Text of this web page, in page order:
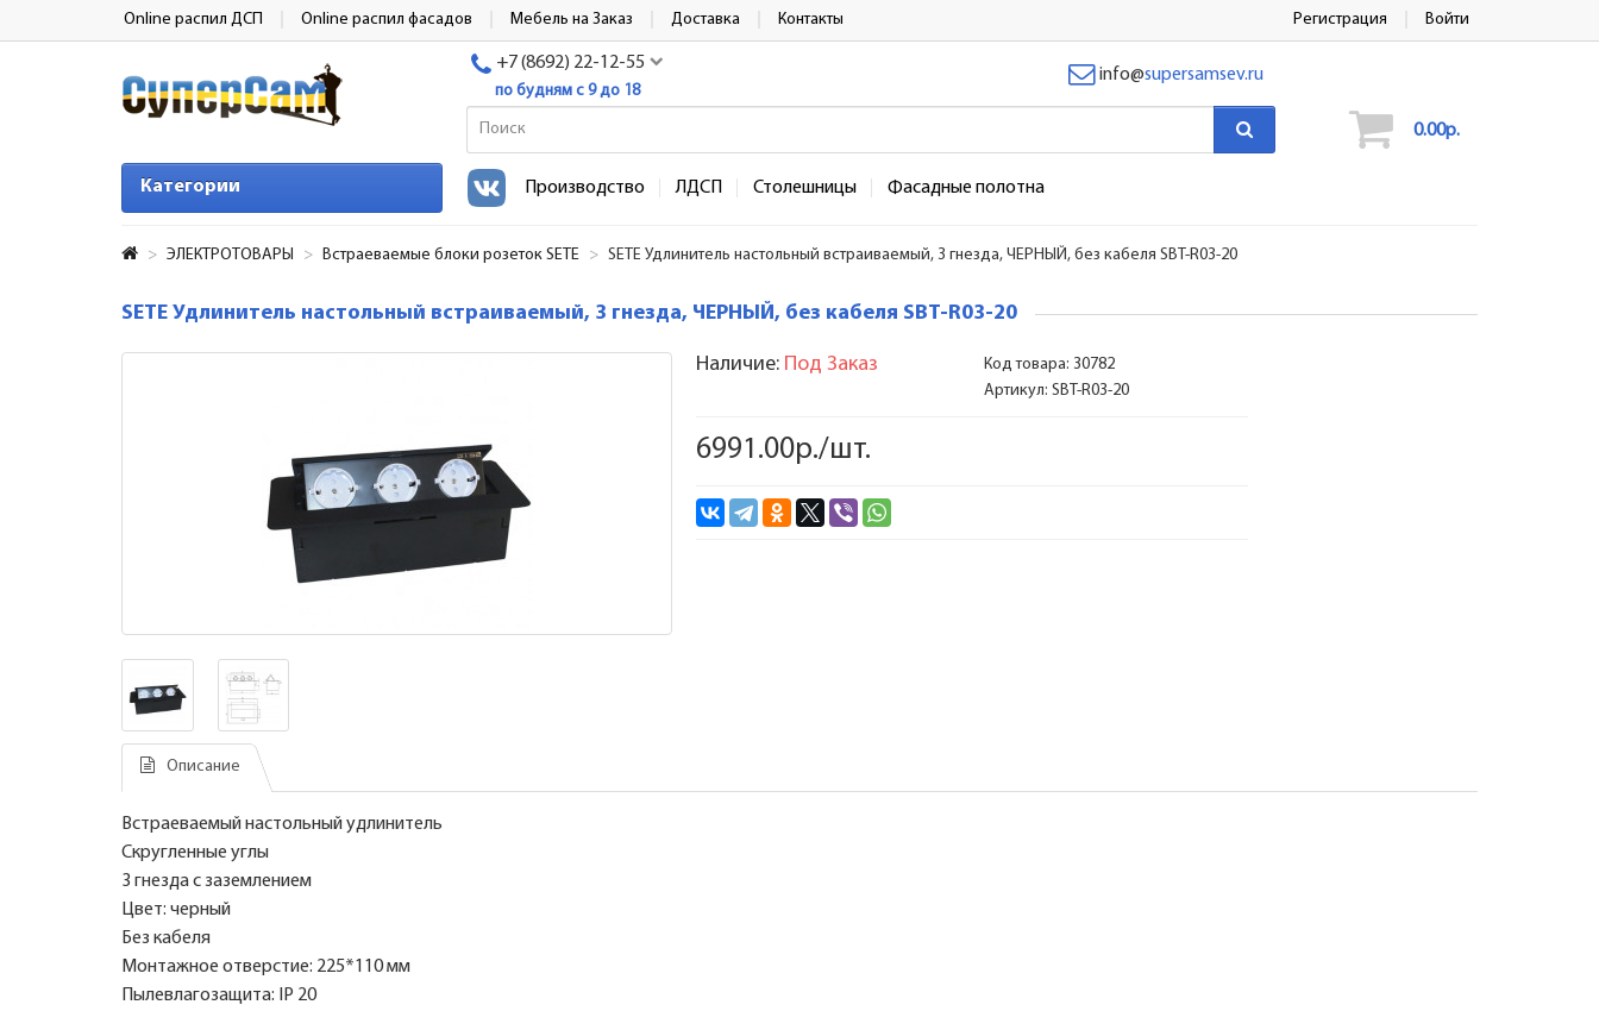
Online распил ДСП Online распил фасадов Мебель на Заказ Доставка Контакты Регистрация Войти
+7 (8692) 22-12-55
по будням с 9 до 18
info@supersamsev.ru
0.00р.
Производство ЛДСП Столешницы Фасадные полотна
Категории
ЭЛЕКТРОТОВАРЫ Встраеваемые блоки розеток SETE SETE Удлинитель настольный встраиваемый, 3 гнезда, ЧЕРНЫЙ, без кабеля SBT-R03-20
SETE Удлинитель настольный встраиваемый, 3 гнезда, ЧЕРНЫЙ, без кабеля SBT-R03-20
Наличие: Под Заказ Код товара: 30782
Артикул: SBT-R03-20
6991.00р./шт.
Описание
Встраеваемый настольный удлинитель
Скругленные углы
3 гнезда с заземлением
Цвет: черный
Без кабеля
Монтажное отверстие: 225*110 мм
Пылевлагозащита: IP 20